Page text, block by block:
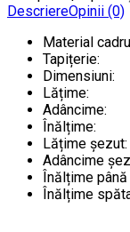
DescriereOpinii (0)
Material
Dimensiuni:
Lățime
Adâncime
Înălțime
Înălțime